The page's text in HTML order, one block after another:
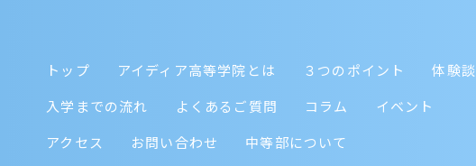
トップ アイディア高等学院とは ３つのポイント
体験談
入学までの流れ
よくあるご質問 コラム
イベント
アクセス
お問い合わせ 中等部について